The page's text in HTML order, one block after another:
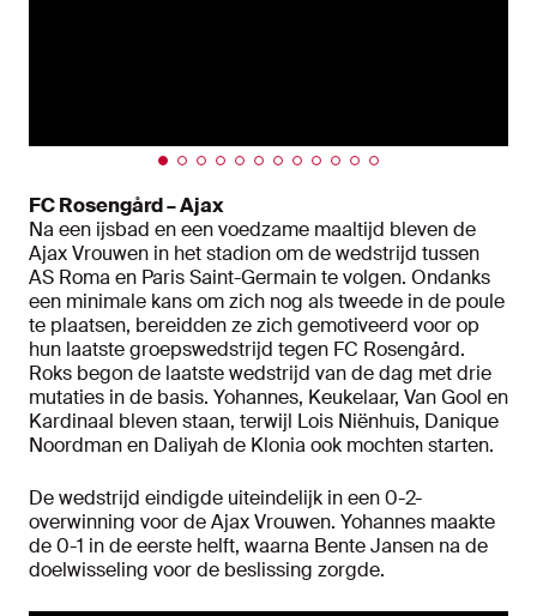
FC Rosengård – Ajax
Na een ijsbad en een voedzame maaltijd bleven de
Ajax Vrouwen in het stadion om de wedstrijd tussen
AS Roma en Paris Saint-Germain te volgen. Ondanks
een minimale kans om zich nog als tweede in de poule
te plaatsen, bereidden ze zich gemotiveerd voor op
hun laatste groepswedstrijd tegen FC Rosengård.
Roks begon de laatste wedstrijd van de dag met drie
mutaties in de basis. Yohannes, Keukelaar, Van Gool en
Kardinaal bleven staan, terwijl Lois Niënhuis, Danique
Noordman en Daliyah de Klonia ook mochten starten.
De wedstrijd eindigde uiteindelijk in een 0-2-
overwinning voor de Ajax Vrouwen. Yohannes maakte
de 0-1 in de eerste helft, waarna Bente Jansen na de
doelwisseling voor de beslissing zorgde.